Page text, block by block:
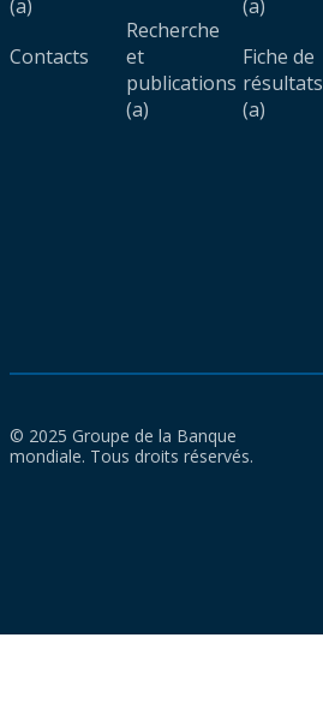
(a)
Contacts
Recherche
et
publications
(a)
(a)
Fiche de
résultats
(a)
© 2025 Groupe de la Banque
mondiale. Tous droits réservés.